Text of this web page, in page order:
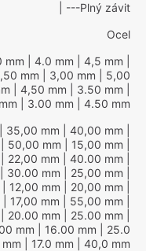
| ---Plný závit
Ocel
mm | 4.0 mm | 4,5 mm
mm | 3,00 mm | 5,00
| 4,50 mm | 3.50 mm
| 3.00 mm | 4.50 mm
| 35,00 mm | 40,00 mm
| 50,00 mm | 15,00 mm
| 22,00 mm | 40.00 mm
| 30.00 mm | 25,00 mm
| 12,00 mm | 20,00 mm
| 17,00 mm | 55,00 mm
| 20.00 mm | 25.00 mm
mm | 16.00 mm | 25.0
mm | 17.0 mm | 40,0 mm